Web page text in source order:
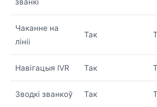
Чаканне на
лініі
Так
Навігацыя IVR Так
Зводкі званкоў Так